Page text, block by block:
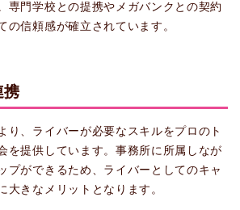
専門学校との提携やメガバンクとの契約
の信頼感が確立されています。
携
り、ライバーが必要なスキルをプロのト
を提供しています。事務所に所属しなが
プができるため、ライバーとしてのキャ
大きなメリットとなります。